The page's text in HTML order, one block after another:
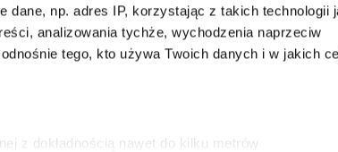
dane, np. adres IP, korzystając z takich technologii
analizowania tychże, wychodzenia naprzeciw
tego, kto używa Twoich danych i w jakich
z dokładnością nawet do kilku metrów